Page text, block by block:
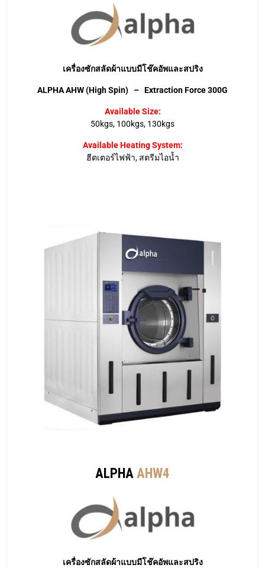
เครื่องซักสลัดผ้าแบบมีโช๊คอัพและสปริง
ALPHA AHW (High Spin) – Extraction Force 300G
Available Size:
50kgs, 100kgs, 130kgs
Available Heating System:
ฮีตเตอร์ไฟฟ้า, สตรีมไอน้ำ
ALPHAAHW4
เครื่องซักสลัดผ้าแบบมีโช๊คอัพและสปริง